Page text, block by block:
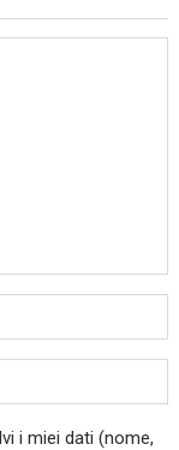
i miei dati (nome,